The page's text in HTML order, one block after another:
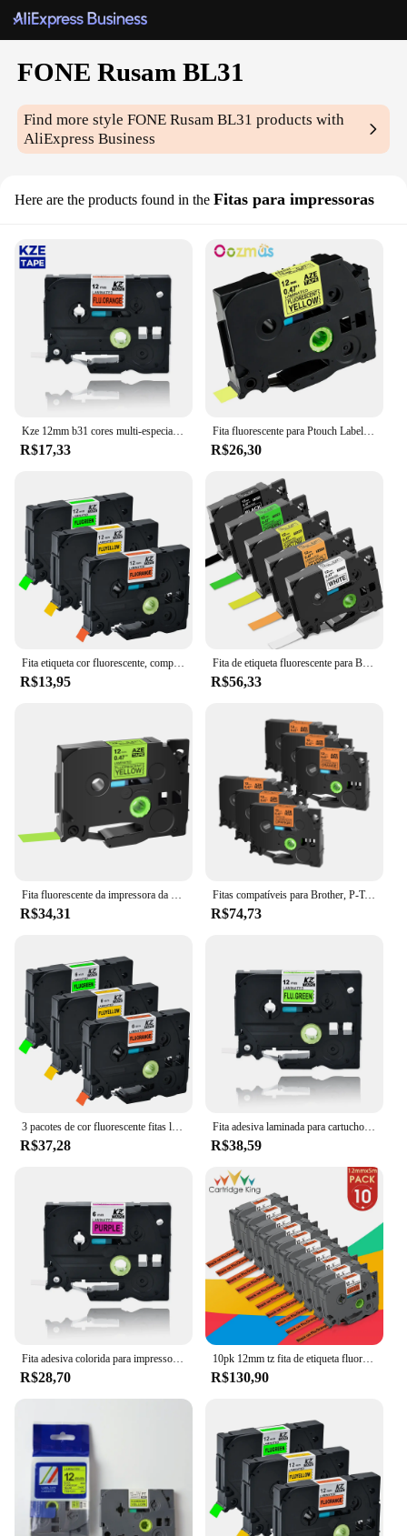
FONE Rusam BL31
Find more styleFONE Rusam BL31 products with
AliExpress Business
Here are the products found in the Fitas para impressoras
Kze 12mm b31 cores multi-especiais laminado fita de etiquetas cassete cartucho fita de etiqueta compatível Tze-B31 tzeb31 para p-touch pt
R$17,33
Fita fluorescente para Ptouch Label Maker, fita Tze B11 C11 D11, compatível para Brother, 12mm, PTH110, 1 Pc
R$26,30
Fita etiqueta cor fluorescente, compatível com Brother P-Touch, Label Maker, fita cassete, tze-B31, TZE-C21, 3pcs
R$13,95
Fita de etiqueta fluorescente para Brother, Labeling Maker Tape, TZE-231, B31-C31-D31, Compatível 12mm, P-touch Ribbons, PT-D200, 5PCs
R$56,33
Fita fluorescente da impressora da etiqueta, compatível para o irmão, TZe-B31, TZe-C41, D21, 12mm, preto na laranja, amarelo, verde, P-touch, PT-D600
R$34,31
Fitas compatíveis para Brother, P-Touch Makers, TZe-C31, TZ, B31, D31, Preto em Verde Fluorescente, Laranja e Amarelo, 6 PCs, 12mm
R$74,73
3 pacotes de cor fluorescente fitas laminadas compatível irmão etiqueta fita tze b31 TZE-C31 para p toque impressora fita cassete
R$37,28
Fita adesiva laminada para cartucho, 2 peças, 12mm, compatível com p-touch, pt, brother
R$38,59
R$28,70
10pk 12mm tz fita de etiqueta fluorescente laminada, fita de rótulo para brother tzeb31 embutida tze b31 preto em laranja compatível com fabricante de etiquetas brother
R$130,90